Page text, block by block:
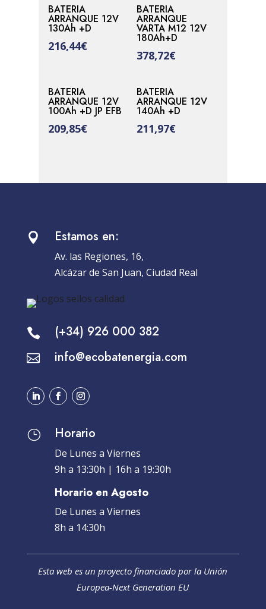
BATERIA
ARRANQUE 12V
130Ah +D
216,44€
BATERIA
ARRANQUE
VARTA M12 12V
180Ah+D
378,72€
BATERIA
ARRANQUE 12V
100Ah +D JP EFB
209,85€
BATERIA
ARRANQUE 12V
140Ah +D
211,97€
 Estamos en:
Av. las Regiones, 16,
Alcázar de San Juan, Ciudad Real
 (+34) 926 000 382
 info@ecobatenergia.com
} Horario
De Lunes a Viernes
9h a 13:30h | 16h a 19:30h
Horario en Agosto
De Lunes a Viernes
8h a 14:30h
Esta web es un proyecto financiado por la Unión
Europea-Next Generation EU